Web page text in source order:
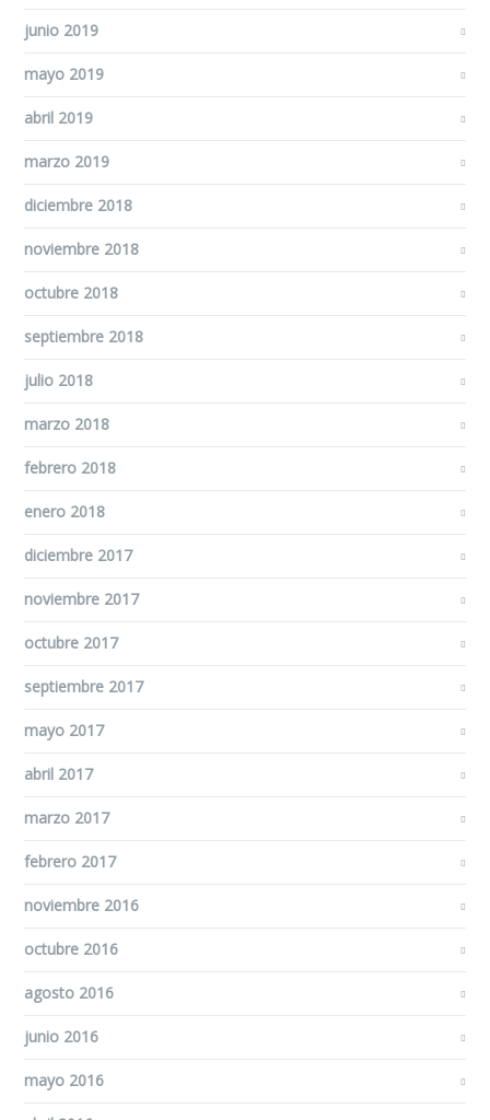
junio 2019
mayo 2019
abril 2019
marzo 2019
diciembre 2018
noviembre 2018
octubre 2018
septiembre 2018
julio 2018
marzo 2018
febrero 2018
enero 2018
diciembre 2017
noviembre 2017
octubre 2017
septiembre 2017
mayo 2017
abril 2017
marzo 2017
febrero 2017
noviembre 2016
octubre 2016
agosto 2016
junio 2016
mayo 2016